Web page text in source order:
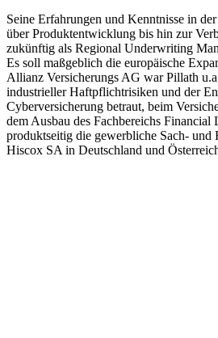
Seine Erfahrungen und Kenntnisse in
über Produktentwicklung bis hin zur
zukünftig als Regional Underwriting
Es soll maßgeblich die europäische
Allianz Versicherungs AG war Pillath
industrieller Haftpflichtrisiken und der
Cyberversicherung betraut, beim
dem Ausbau des Fachbereichs
produktseitig die gewerbliche Sach-
Hiscox SA in Deutschland und